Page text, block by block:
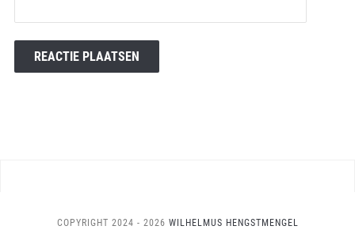
COPYRIGHT 2024 - 2026 WILHELMUS HENGSTMENGEL